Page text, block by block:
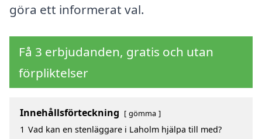
göra ett informerat val.
Få 3 erbjudanden, gratis och utan
förpliktelser
Innehållsförteckning gömma
1 Vad kan en stenläggare i Laholm hjälpa till med?